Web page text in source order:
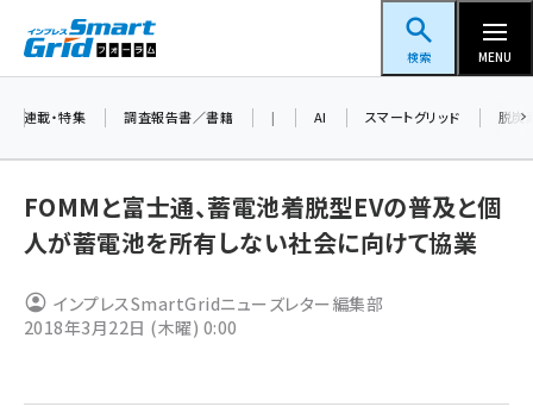
ン
スマートグリッドフォーラム
検索 MENU
新井 (358)
新井宏征 (294)
連載・特集 調査報告書／書籍 | AI スマートグリッド 脱炭
FOMMと富士通、蓄電池着脱型EVの普及と個
人が蓄電池を所有しない社会に向けて協業
インプレスSmartGridニューズレター編集部
2018年3月22日 (木曜) 0:00